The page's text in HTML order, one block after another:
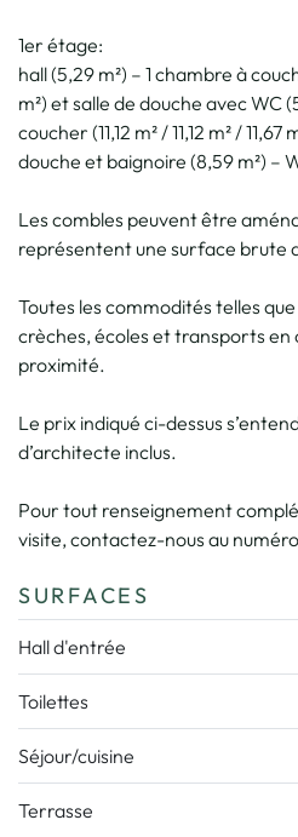
1er étage:
hall (5,29 m²) – 1 chambre à
m²) et salle de douche avec WC
coucher (11,12 m² / 11,12 m² /
douche et baignoire (8,59 m²) –
Les combles peuvent être
représentent une surface brute
Toutes les commodités telles
crèches, écoles et transports
proximité.
Le prix indiqué ci-dessus
d’architecte inclus.
Pour tout renseignement
visite, contactez-nous au numéro
SURFACES
Hall d'entrée
Toilettes
Séjour/cuisine
Terrasse